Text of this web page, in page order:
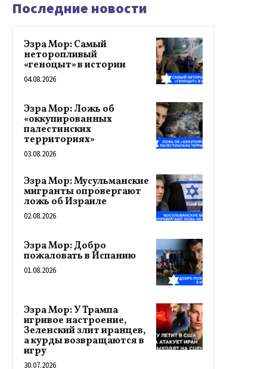
Последние новости
Эзра Мор: Самый
неторопливый
«геноцыт» в истории
04.08.2026
Эзра Мор: Ложь об
«оккупированных
палестинских
территориях»
03.08.2026
Эзра Мор: Мусульманские
мигранты опровергают
ложь об Израиле
02.08.2026
Эзра Мор: Добро
пожаловать в Испанию
01.08.2026
Эзра Мор: У Трампа
игривое настроение,
Зеленский злит иранцев,
а курды возвращаются в
игру
30.07.2026